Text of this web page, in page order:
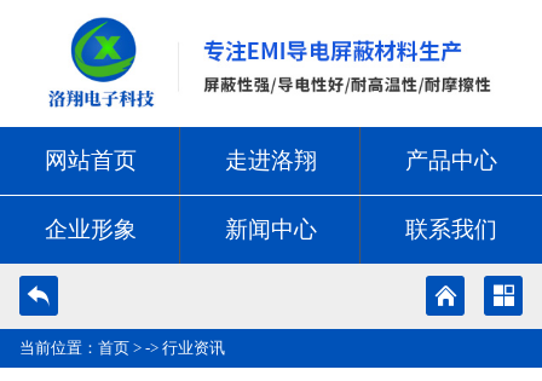
网站首页 走进洛翔 产品中心
企业形象 新闻中心 联系我们
当前位置： 首页 > -> 行业资讯